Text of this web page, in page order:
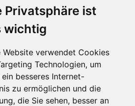
Privatsphäre ist
wichtig
Website verwendet Cookies
Technologien, um
ein besseres Internet-
zu ermöglichen und die
die Sie sehen, besser an
GUTEN ZAHNARZT